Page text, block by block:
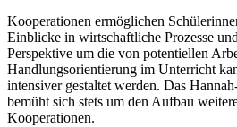
Kooperationen ermöglichen
Einblicke in wirtschaftliche Prozesse
Perspektive um die von potentiellen
Handlungsorientierung im Unterricht
intensiver gestaltet werden. Das
bemüht sich stets um den Aufbau
Kooperationen.